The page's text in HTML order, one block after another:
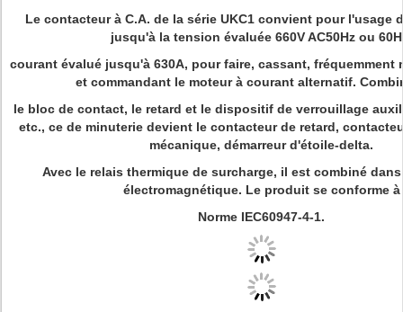
Le contacteur à C.A. de la série UKC1 convient pour l'usage
jusqu'à la tension évaluée 660V AC50Hz ou
courant évalué jusqu'à 630A, pour faire, cassant, fréquemment
et commandant le moteur à courant alternatif.
le bloc de contact, le retard et le dispositif de verrouillage
etc., ce de minuterie devient le contacteur de retard,
mécanique, démarreur d'étoile-delta.
Avec le relais thermique de surcharge, il est combiné dans
électromagnétique. Le produit se conforme à
Norme IEC60947-4-1.